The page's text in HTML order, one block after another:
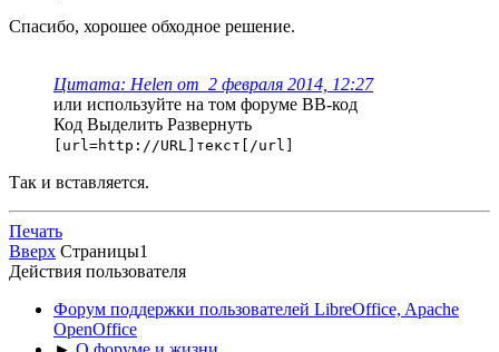
Спасибо, хорошее обходное решение.
Цитата: Helen от 2 февраля 2014, 12:27
или используйте на том форуме BB-код
Код Выделить Развернуть
[url=http://URL]текст[/url]
Так и вставляется.
Печать
Вверх Страницы1
Действия пользователя
Форум поддержки пользователей LibreOffice, Apache
OpenOffice